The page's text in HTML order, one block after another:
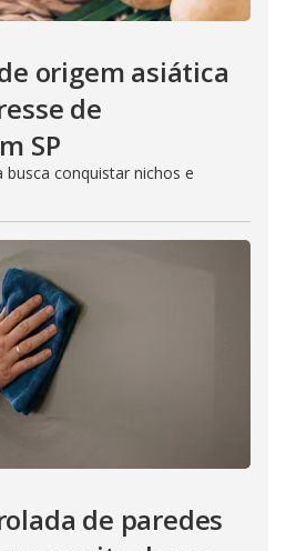
origem asiática
de
SP
busca conquistar nichos e
de paredes